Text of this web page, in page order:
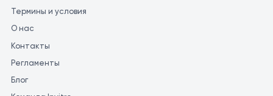
Термины и условия
О нас
Контакты
Регламенты
Блог